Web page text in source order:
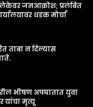
जनआक्रोश; प्रलंबित
धडक मोर्चा
ताबा न दिल्यास
भीषण अपघातात युवा
यांचा मृत्यू